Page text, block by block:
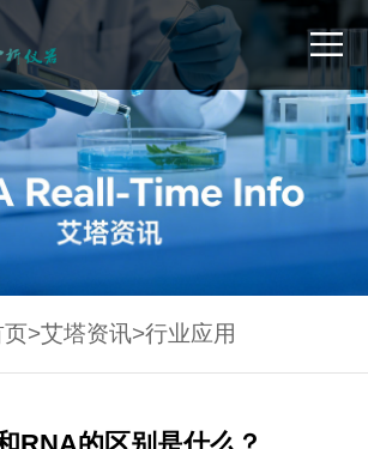
页>艾塔资讯>行业应用